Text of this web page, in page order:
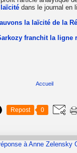
dans le journal en
la laïcité de la
franchit la ligne
Accueil
Repost 0
à Anne Zelensky